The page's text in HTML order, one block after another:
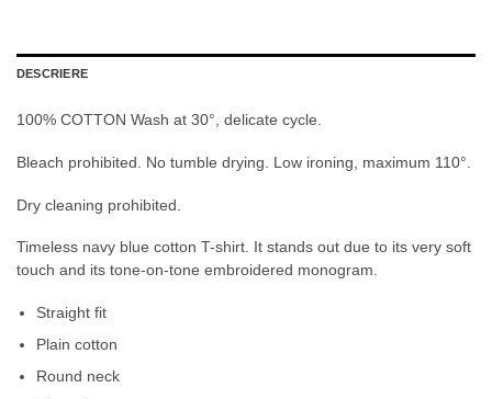
DESCRIERE
100% COTTON Wash at 30°, delicate cycle.
Bleach prohibited. No tumble drying. Low ironing, maximum 110°.
Dry cleaning prohibited.
Timeless navy blue cotton T-shirt. It stands out due to its very soft
touch and its tone-on-tone embroidered monogram.
Straight fit
Plain cotton
Round neck